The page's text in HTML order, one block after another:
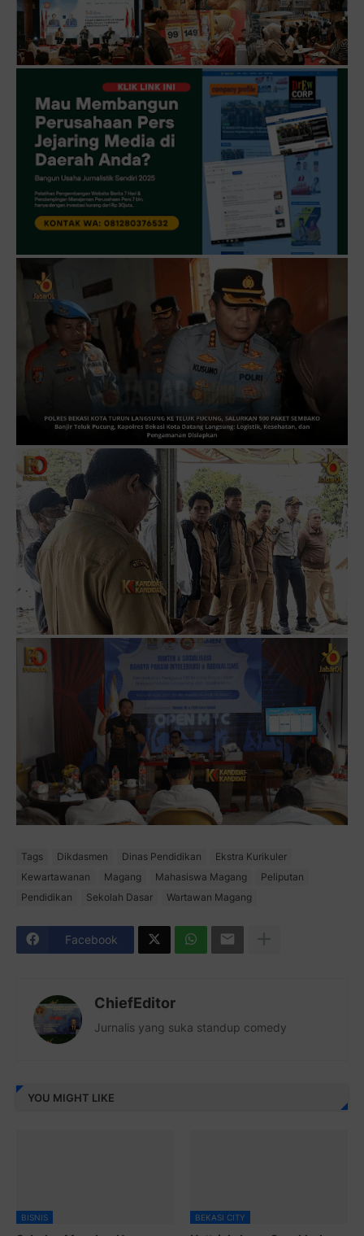
Tags Dikdasmen Dinas Pendidikan
Ekstra Kurikuler
Kewartawanan
Magang Mahasiswa Magang
Peliputan
Pendidikan
Sekolah Dasar Wartawan Magang
Facebook
ChiefEditor
Jurnalis yang suka standup comedy
YOU MIGHT LIKE
BISNIS BEKASI CITY